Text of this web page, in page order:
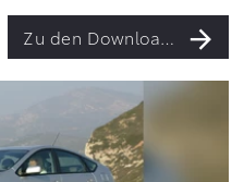
Zu den Downloads